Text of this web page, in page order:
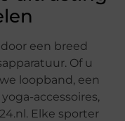
een breed
Of u
loopband, een
accessoires,
Elke sporter